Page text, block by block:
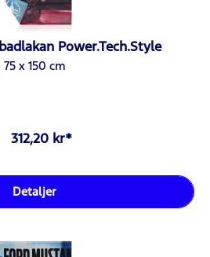
Power.Tech.Style
75 x 150 cm
312,20 kr*
Detaljer